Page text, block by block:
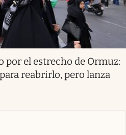
por el estrecho de Ormuz:
reabrirlo, pero lanza